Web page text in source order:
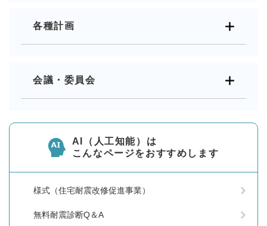
各種計画
会議・委員会
AI（人工知能）は
こんなページをおすすめします
様式（住宅耐震改修促進事業）
無料耐震診断Q＆A